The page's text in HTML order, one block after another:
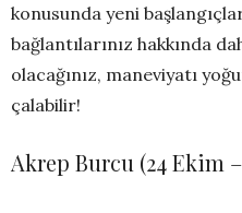
konusunda yeni
bağlantılarınız hakkında
olacağınız, maneviyatı
çalabilir!
Akrep Burcu (24 Ekim –